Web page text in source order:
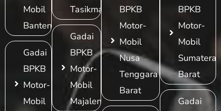
Mobil
Banten
Gadai
BPKB
Motor-
Mobil
Tasikmalaya
Gadai
BPKB
Motor-
Mobil
Majalengka
BPKB
Motor-
Mobil
Nusa
Tenggara
Barat
BPKB
Motor-
Mobil
Sumatera
Barat
Gadai